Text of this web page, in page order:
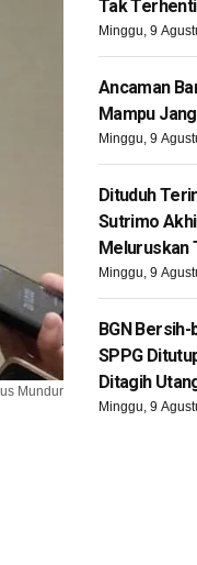
Mundur
Tak
Minggu, 9
Ancaman
Mampu
Minggu, 9
Dituduh
Sutrimo
Meluruskan
Minggu, 9
BGN
SPPG
Ditagih
Minggu, 9